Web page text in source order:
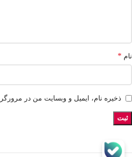
نام *
ذخیره نام، ایمیل و وبسایت من در